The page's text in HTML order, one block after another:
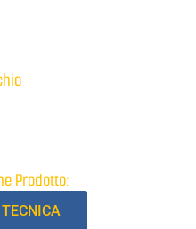
Prodotto: